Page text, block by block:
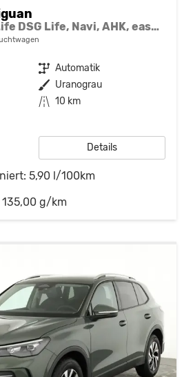
1.5 eTSI 110 kW Life DSG Life, Navi, AHK, easyOpen, LED-Plus, Kamera
Getriebe Automatik
Außenfarbe Uranograu
Kilometerstand 10 km
Details
5,90 l/100km
135,00 g/km